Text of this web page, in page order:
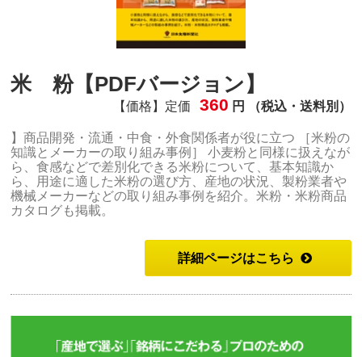
米 粉【PDFバージョン】
【価格】定価 360 円 （税込・送料別）
】商品開発・流通・中食・外食関係者が役に立つ ［米粉の
知識とメーカーの取り組み事例］ 小麦粉と同様に扱えなが
ら、食感などで差別化できる米粉について、基本知識か
ら、用途に適した米粉の選び方、産地の状況、製粉業者や
機械メーカーなどの取り組み事例を紹介。米粉・米粉商品
カタログも掲載。
詳細ページはこちら